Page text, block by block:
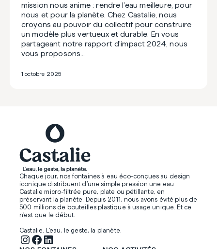
mission nous anime : rendre l’eau meilleure, pour
nous et pour la planète. Chez Castalie, nous
croyons au pouvoir du collectif pour construire
un modèle plus vertueux et durable. En vous
partageant notre rapport d’impact 2024, nous
vous proposons…
1 octobre 2025
Chaque jour, nos fontaines à eau éco-conçues au design
iconique distribuent d’une simple pression une eau
Castalie micro-filtrée pure, plate ou pétillante, en
préservant la planète. Depuis 2011, nous avons évité plus de
500 millions de bouteilles plastique à usage unique. Et ce
n’est que le début.
Castalie. L’eau, le geste, la planète.
Instagram
Facebook
LinkedIn